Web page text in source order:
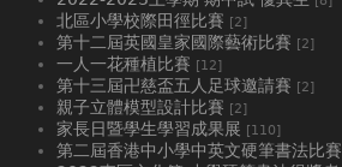
北區小學校際田徑比賽 [2]
第十二屆英國皇家國際藝術比賽 [2]
一人一花種植比賽 [12]
第十三屆卍慈盃五人足球邀請賽 [2]
親子立體模型設計比賽 [2]
家長日暨學生學習成果展 [110]
第二屆香港中小學中英文硬筆書法比賽